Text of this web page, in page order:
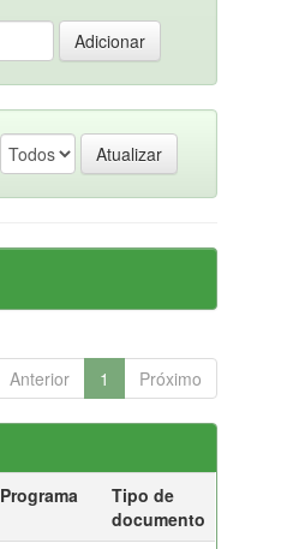
Anterior 1 Próximo
Programa
Tipo de
documento